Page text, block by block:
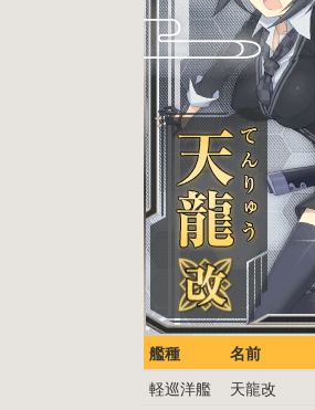
艦種 名前
軽巡洋艦
天龍改